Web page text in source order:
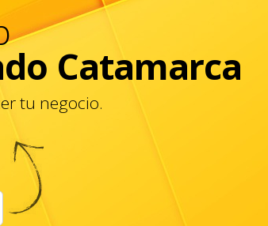
Catamarca
tu negocio.